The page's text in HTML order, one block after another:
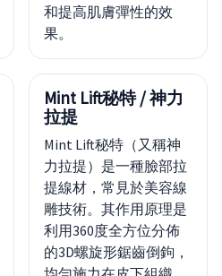
和提高肌膚彈性的效
果。
Mint Lift秘特 / 神力
拉提
Mint Lift秘特（又稱神
力拉提）是一種臉部拉
提線材，常見於美容線
雕技術。其作用原理是
利用360度全方位分佈
的3D螺旋形鋸齒倒鉤，